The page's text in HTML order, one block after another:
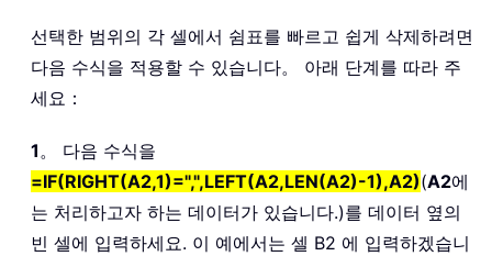
선택한 범위의 각 셀에서 쉼표를 빠르고 쉽게 삭제하려면
다음 수식을 적용할 수 있습니다。 아래 단계를 따라 주
세요：
1。 다음 수식을
=IF(RIGHT(A2,1)=",",LEFT(A2,LEN(A2)-1),A2)(A2에
는 처리하고자 하는 데이터가 있습니다.)를 데이터 옆의
빈 셀에 입력하세요. 이 예에서는 셀 B2 에 입력하겠습니